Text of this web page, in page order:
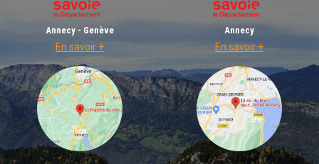
Annecy - Genève
En savoir +
Annecy
En savoir +